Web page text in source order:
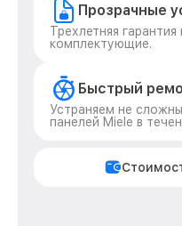
Прозрачные
Трехлетняя
комплектующие.
Быстрый
Устраняем не
панелей Miele в